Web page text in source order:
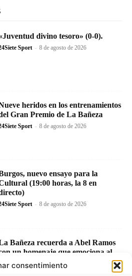
consentimiento
divino tesoro» (0-0).
Sport - 8 de agosto de 2026
heridos en los entrenamientos
Gran Premio de La Bañeza
Sport - 8 de agosto de 2026
nuevo ensayo para la
(19:00 horas, la 8 en
Sport - 8 de agosto de 2026
Bañeza recuerda a Abel Ramos
un homenaje que emociona al
mundo del motociclismo